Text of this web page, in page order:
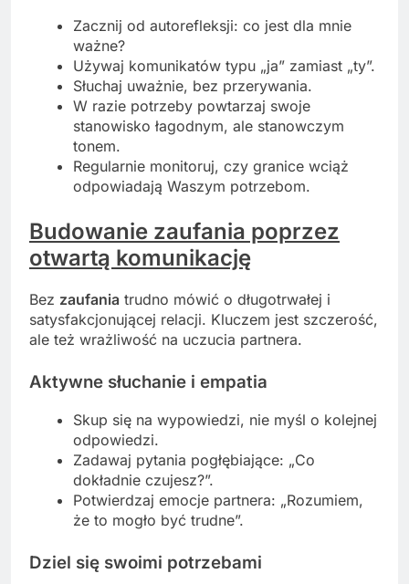
Zacznij od autorefleksji: co jest dla mnie
ważne?
Używaj komunikatów typu „ja” zamiast „ty”.
Słuchaj uważnie, bez przerywania.
W razie potrzeby powtarzaj swoje
stanowisko łagodnym, ale stanowczym
tonem.
Regularnie monitoruj, czy granice wciąż
odpowiadają Waszym potrzebom.
Budowanie zaufania poprzez
otwartą komunikację
Bez zaufania trudno mówić o długotrwałej i
satysfakcjonującej relacji. Kluczem jest szczerość,
ale też wrażliwość na uczucia partnera.
Aktywne słuchanie i empatia
Skup się na wypowiedzi, nie myśl o kolejnej
odpowiedzi.
Zadawaj pytania pogłębiające: „Co
dokładnie czujesz?”.
Potwierdzaj emocje partnera: „Rozumiem,
że to mogło być trudne”.
Dziel się swoimi potrzebami